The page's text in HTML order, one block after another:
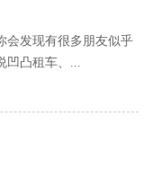
会发现有很多朋友似乎
凹凸租车、...